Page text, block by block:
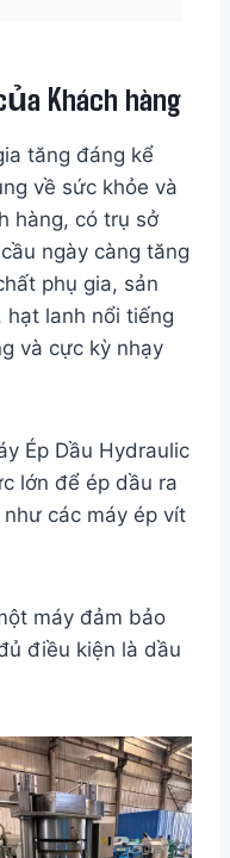
Khách hàng
tăng đáng kể
về sức khỏe và
hàng, có trụ sở
ngày càng tăng
phụ gia, sản
hạt lanh nổi tiếng
và cực kỳ nhạy
Ép Dầu Hydraulic
lớn để ép dầu ra
các máy ép vít
máy đảm bảo
điều kiện là dầu